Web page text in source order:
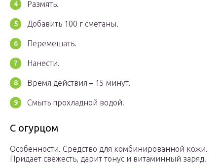
Размять.
Добавить 100 г сметаны.
Перемешать.
Нанести.
Время действия – 15 минут.
Смыть прохладной водой.
С огурцом
Особенности. Средство для комбинированной кожи.
Придает свежесть, дарит тонус и витаминный заряд.